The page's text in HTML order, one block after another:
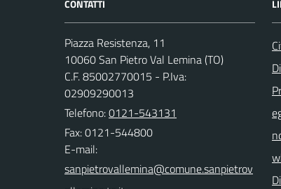
CONTATTI
Piazza Resistenza, 11
10060 San Pietro Val Lemina (TO)
C.F. 85002770015 - P.Iva:
02909290013
Telefono:0121-543131
Fax: 0121-544800
E-mail: